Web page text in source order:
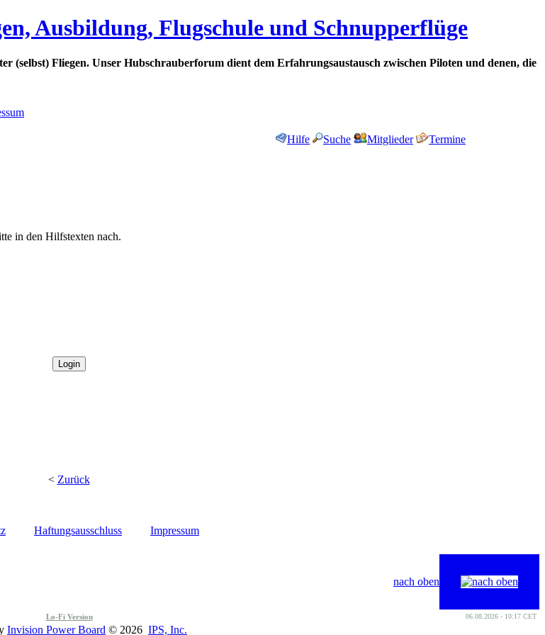
Ausbildung, Flugschule und Schnupperflüge
Fliegen. Unser Hubschrauberforum dient dem Erfahrungsaustausch zwischen Piloten und denen, die
Hilfe Suche Mitglieder Termine
in den Hilfstexten nach.
< Zurück
Haftungsausschluss
Impressum
nach oben
Lo-Fi Version 06.08.2026 - 10:17 CET
Invision Power Board © 2026 IPS, Inc.